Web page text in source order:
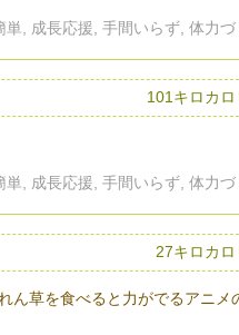
, 成長応援, 手間いらず, 体力づ
101キロカロ
, 成長応援, 手間いらず, 体力づ
ん草を食べると力がでるアニメ
27キロカロ